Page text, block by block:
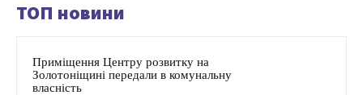
ТОП новини
Приміщення Центру розвитку на
Золотоніщині передали в комунальну
власність